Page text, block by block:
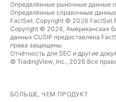
Определённые рыночные данные
Определённые справочные
FactSet. Copyright © 2026 FactSet
Copyright © 2026, Американская
данных CUSIP предоставлена
права защищены.
Отчётность для SEC и другие
© TradingView, Inc., 2026 Все
БОЛЬШЕ, ЧЕМ ПРОДУКТ